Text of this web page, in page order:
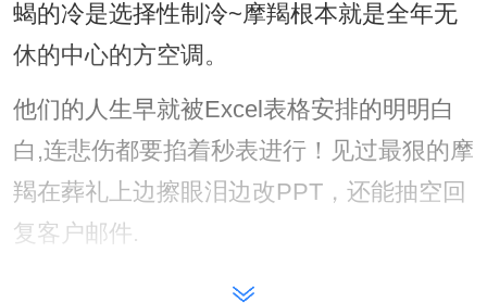
蝎的冷是选择性制冷~摩羯根本就是全年无
休的中心的方空调。
他们的人生早就被Excel表格安排的明明白
白,连悲伤都要掐着秒表进行！见过最狠的摩
羯在葬礼上边擦眼泪边改PPT，还能抽空回
复客户邮件.
不是不痛苦~只是觉的情绪崩溃属于计划外